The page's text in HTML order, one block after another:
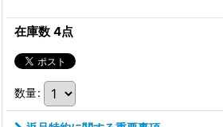
在庫数 4点
数量: